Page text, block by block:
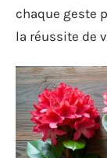
chaque geste
la réussite de